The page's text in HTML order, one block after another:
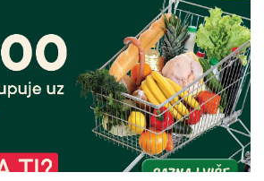
važi vaučer od 10.000 dinara -
u Srbiji